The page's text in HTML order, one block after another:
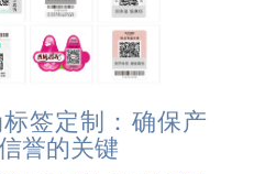
签定制：确保产
誉的关键